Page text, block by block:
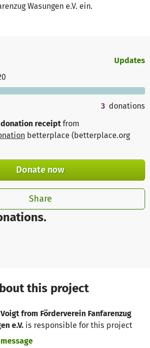
Wasungen e.V. ein.
Updates
3 donations
receipt from
betterplace (betterplace.org
Donate now
Share
this project
from Förderverein Fanfarenzug
e.V. is responsible for this project